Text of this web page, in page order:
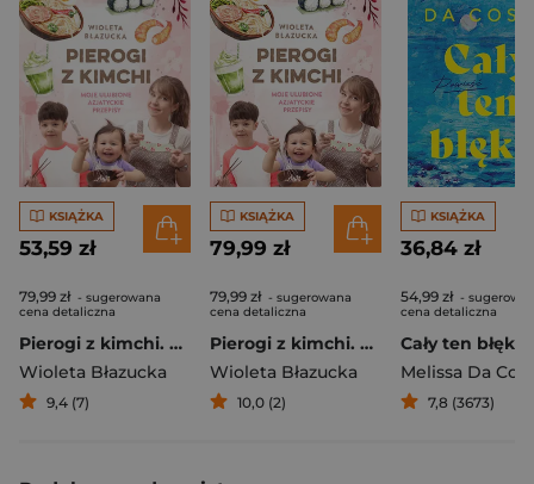
KSIĄŻKA
53,59 zł
79,99 zł - sugerowana
cena detaliczna
Pierogi z kimchi. Moje ulubione azjatyckie przepisy
Wioleta Błazucka
9,4 (7)
KSIĄŻKA
79,99 zł
79,99 zł - sugerowana
cena detaliczna
Pierogi z kimchi. Moje ulubione azjatyckie przepisy - książka z autografem
Wioleta Błazucka
10,0 (2)
KSIĄŻKA
36,84 zł
54,99 zł -
cena detaliczna
Cały ten błękit
Melissa Da
7,8 (3673)